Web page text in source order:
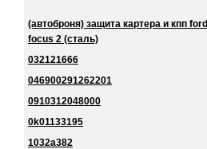
(автоброня) защита картера и кпп ford
focus 2 (сталь)
032121666
046900291262201
0910312048000
0k01133195
1032a382